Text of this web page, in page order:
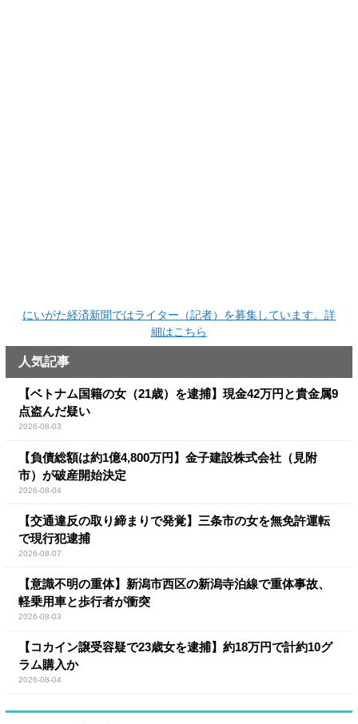
にいがた経済新聞ではライター（記者）を募集しています。詳
細はこちら
人気記事
【ベトナム国籍の女（21歳）を逮捕】現金42万円と貴金属9
点盗んだ疑い
2026-08-03
【負債総額は約1億4,800万円】金子建設株式会社（見附
市）が破産開始決定
2026-08-04
【交通違反の取り締まりで発覚】三条市の女を無免許運転
で現行犯逮捕
2026-08-07
【意識不明の重体】新潟市西区の新潟寺泊線で重体事故、
軽乗用車と歩行者が衝突
2026-08-03
【コカイン譲受容疑で23歳女を逮捕】約18万円で計約10グ
ラム購入か
2026-08-04